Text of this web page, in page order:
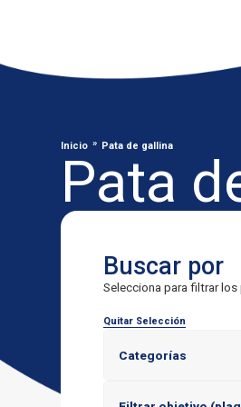
Inicio » Pata de gallina
Pata
Buscar por
Selecciona para filtrar
Quitar Selección
Categorías